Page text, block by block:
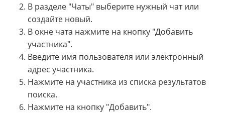
В разделе "Чаты" выберите нужный чат или
создайте новый.
В окне чата нажмите на кнопку "Добавить
участника".
Введите имя пользователя или электронный
адрес участника.
Нажмите на участника из списка результатов
поиска.
Нажмите на кнопку "Добавить".